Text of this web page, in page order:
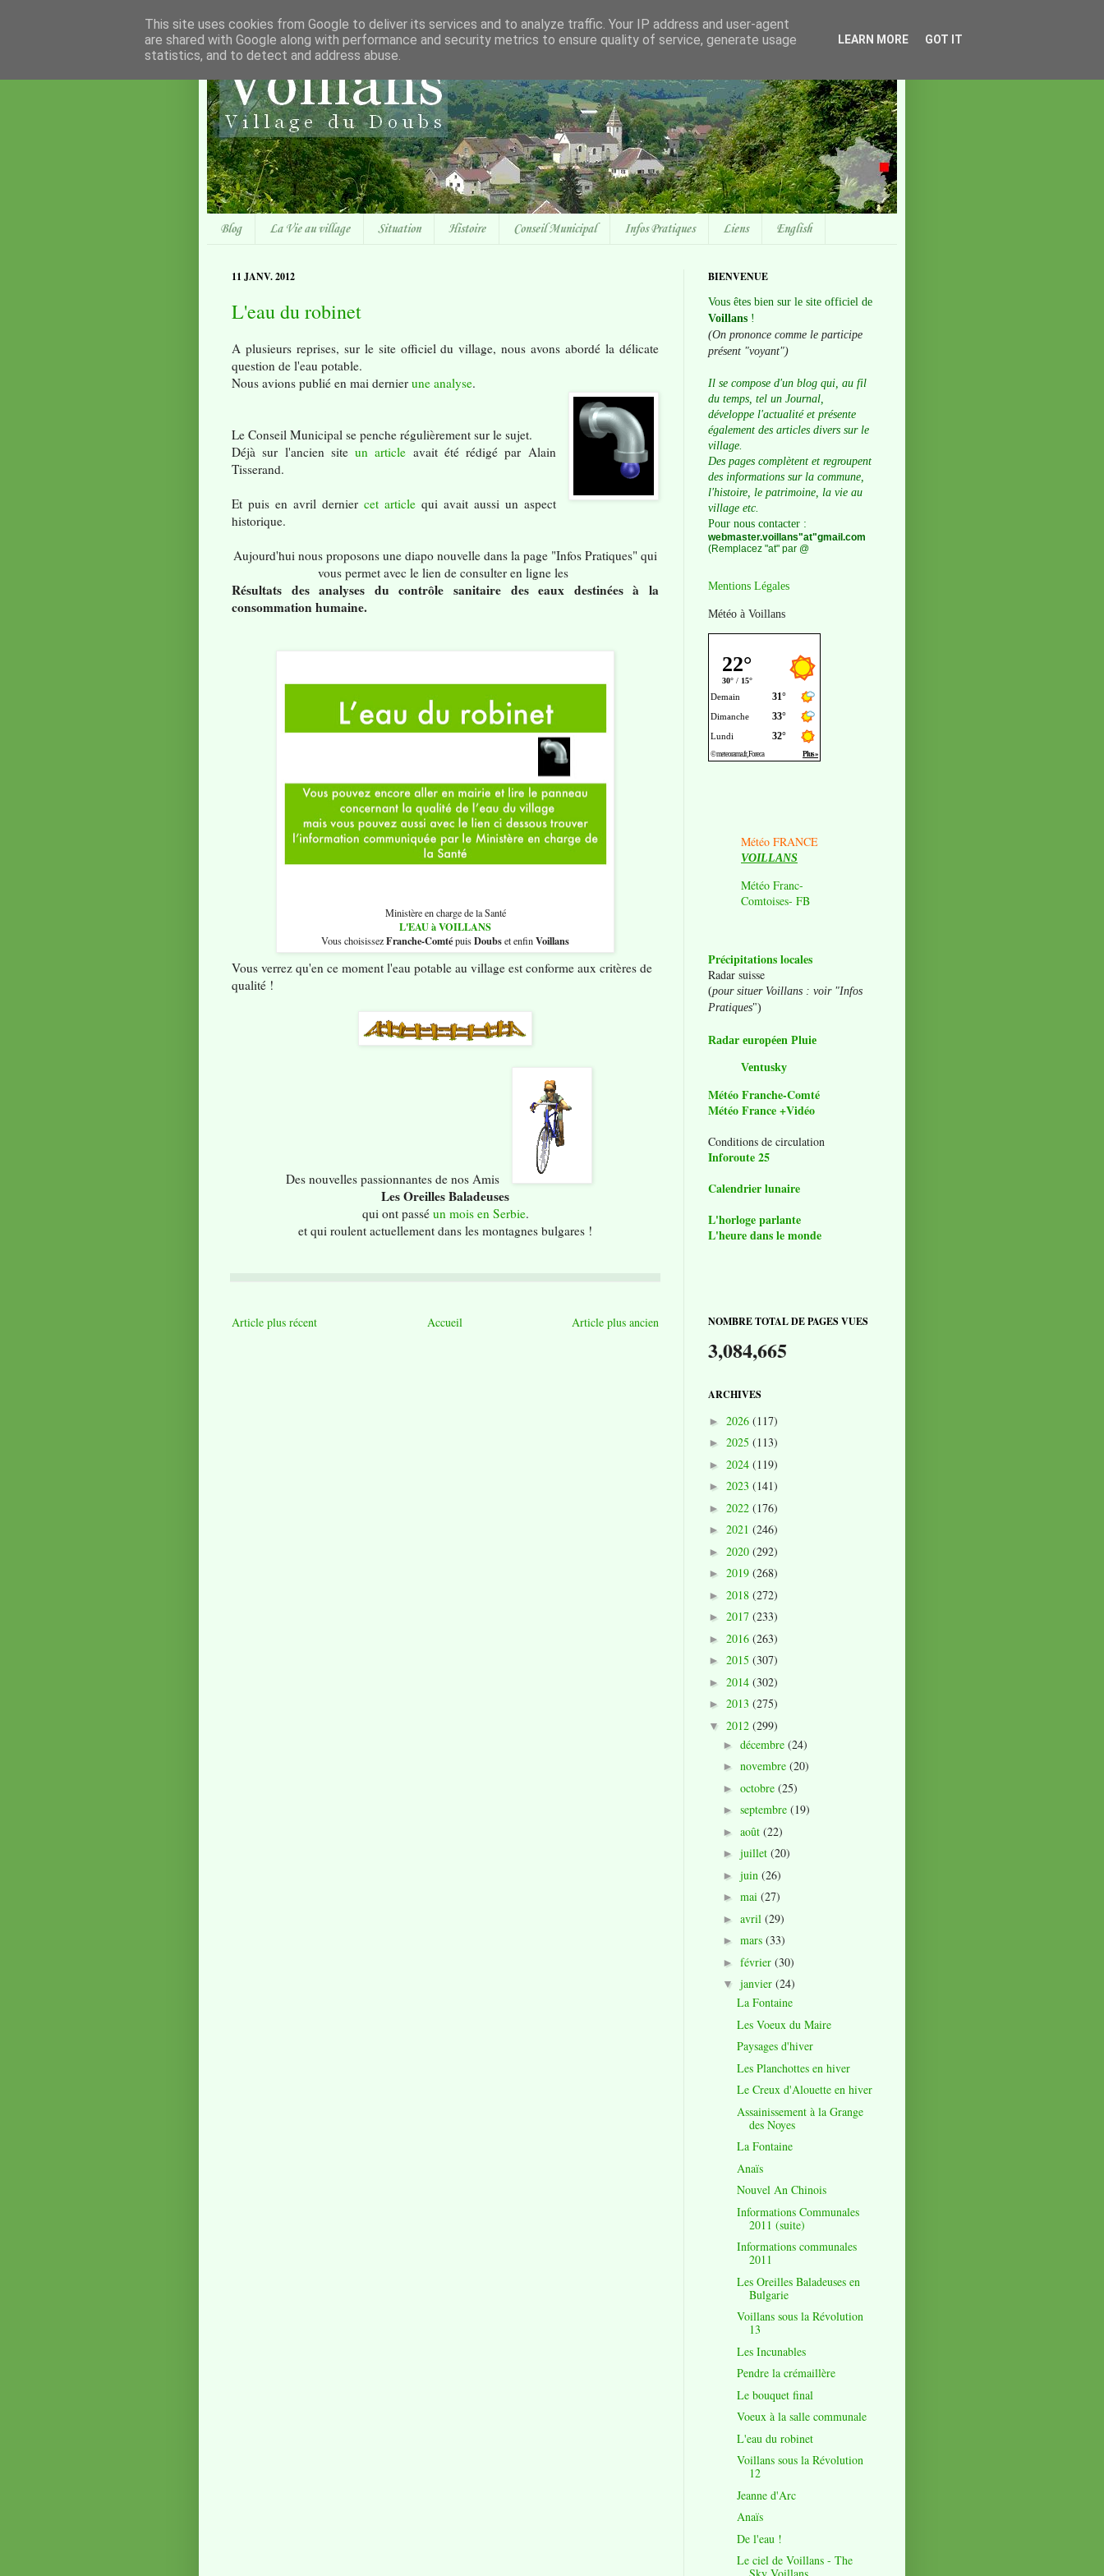
Blog La Vie au village Situation Histoire Conseil Municipal Infos Pratiques Liens English
11 JANV. 2012
L'eau du robinet
A plusieurs reprises, sur le site officiel du village, nous avons abordé la délicate
question de l'eau potable.
Nous avions publié en mai dernier une analyse.
Le Conseil Municipal se penche régulièrement sur le sujet.
Déjà sur l'ancien siteun article avait été rédigé par Alain
Tisserand.
Et puis en avril dernier cet articlequi avait aussi un aspect
historique.
Aujourd'hui nous proposons une diapo nouvelle dans la page "Infos Pratiques" qui
vous permet avec le lien de consulter en ligne les
Résultats des analyses du contrôle sanitaire des eaux destinées à la
consommation humaine.
Ministère en charge de la Santé
L'EAU à VOILLANS
Vous choisissezFranche-ComtépuisDoubset enfinVoillans
Vous verrez qu'en ce moment l'eau potable au village est conforme aux critères de
qualité !
Des nouvelles passionnantes de nos Amis
Les Oreilles Baladeuses
qui ont passé un mois en Serbie.
et qui roulent actuellement dans les montagnes bulgares !
Article plus récent Article plus ancien
Accueil
BIENVENUE
Vous êtes bien sur le site officiel de
Voillans !
(On prononce comme le participe
présent "voyant")
Il se compose d'un blog qui, au fil
du temps, tel un Journal,
développe l'actualité et présente
également des articles divers sur le
village.
Des pages complètent et regroupent
des informations sur la commune,
l'histoire, le patrimoine, la vie au
village etc.
Pour nous contacter :
webmaster.voillans"at"gmail.com
(Remplacez "at" par @
Mentions Légales
Météo à Voillans
Météo FRANCE
VOILLANS
Météo Franc-
Comtoises- FB
Précipitations locales
Radar suisse
(pour situer Voillans : voir "Infos
Pratiques")
Radar européen Pluie
Ventusky
Météo Franche-Comté
Météo France +Vidéo
Conditions de circulation
Inforoute 25
Calendrier lunaire
L'horloge parlante
L'heure dans le monde
NOMBRE TOTAL DE PAGES VUES
3,084,665
ARCHIVES
► 2026 (117)
► 2025 (113)
► 2024 (119)
► 2023 (141)
► 2022 (176)
► 2021 (246)
► 2020 (292)
► 2019 (268)
► 2018 (272)
► 2017 (233)
► 2016 (263)
► 2015 (307)
► 2014 (302)
► 2013 (275)
▼ 2012 (299)
► décembre (24)
► novembre (20)
► octobre (25)
► septembre (19)
► août (22)
► juillet (20)
► juin (26)
► mai (27)
► avril (29)
► mars (33)
► février (30)
▼ janvier (24)
La Fontaine
Les Voeux du Maire
Paysages d'hiver
Les Planchottes en hiver
Le Creux d'Alouette en hiver
Assainissement à la Grange
des Noyes
La Fontaine
Anaïs
Nouvel An Chinois
Informations Communales
2011 (suite)
Informations communales
2011
Les Oreilles Baladeuses en
Bulgarie
Voillans sous la Révolution
13
Les Incunables
Pendre la crémaillère
Le bouquet final
Voeux à la salle communale
L'eau du robinet
Voillans sous la Révolution
12
Jeanne d'Arc
Anaïs
De l'eau !
Le ciel de Voillans - The
This site uses cookies from Google to deliver its services and to analyze traffic. Your IP address and user-agent
are shared with Google along with performance and security metrics to ensure quality of service, generate usage
statistics, and to detect and address abuse.
LEARN MORE GOT IT